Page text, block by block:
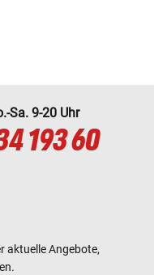
Sa. 9-20 Uhr
193 60
aktuelle Angebote,